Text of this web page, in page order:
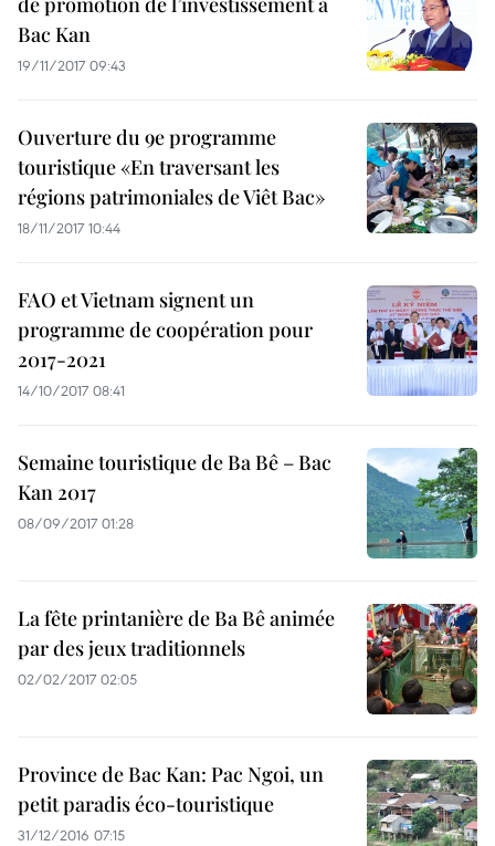
Bac Kan
19/11/2017 09:43
Ouverture du 9e programme
touristique «En traversant les
régions patrimoniales de Viêt Bac»
18/11/2017 10:44
FAO et Vietnam signent un
programme de coopération pour
2017-2021
14/10/2017 08:41
Semaine touristique de Ba Bê – Bac
Kan 2017
08/09/2017 01:28
La fête printanière de Ba Bê animée
par des jeux traditionnels
02/02/2017 02:05
Province de Bac Kan: Pac Ngoi, un
petit paradis éco-touristique
31/12/2016 07:15